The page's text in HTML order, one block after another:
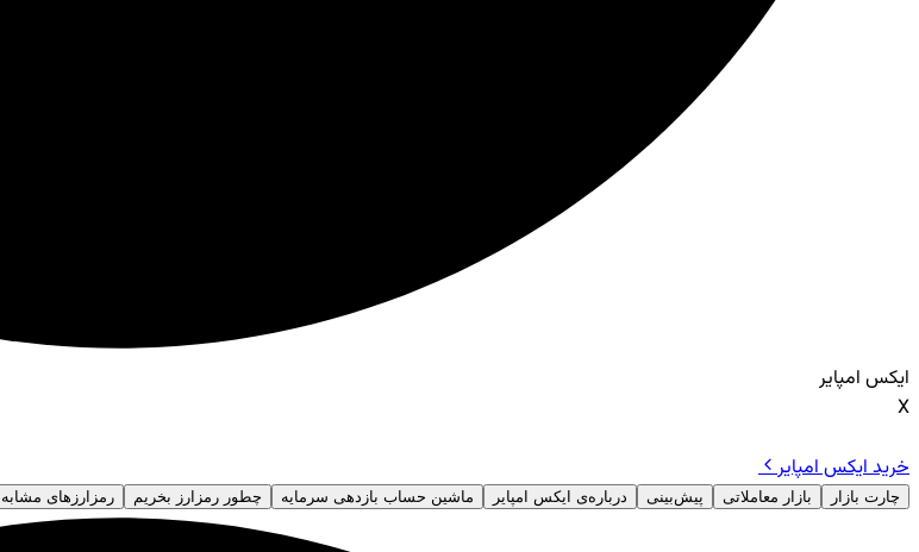
ایکس امپایر
X
خرید ایکس امپایر
چارت بازار بازار معاملاتی پیش‌بینی درباره‌ی ایکس امپایر ماشین حساب بازدهی سرمایه‌ چطور رمزارز بخریم رمزارز‌های مشابه